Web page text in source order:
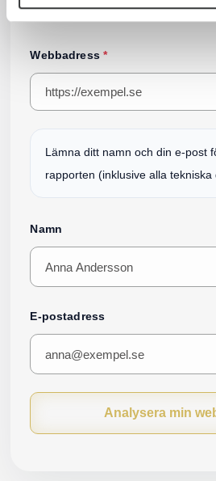
feedback via mejl till
Webbadress *
Lämna ditt namn och din e-post
rapporten (inklusive alla
Namn
E-postadress
Analysera min